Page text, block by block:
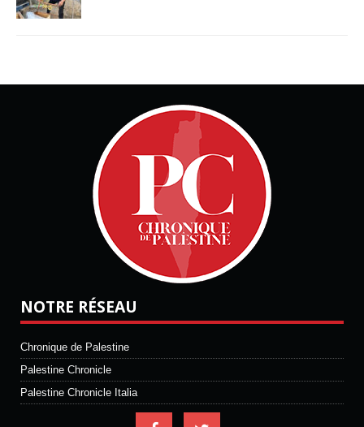
NOTRE RÉSEAU
Chronique de Palestine
Palestine Chronicle
Palestine Chronicle Italia